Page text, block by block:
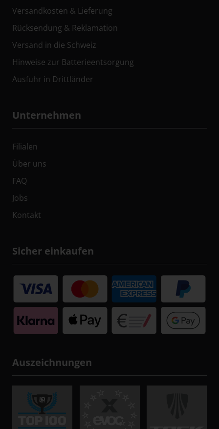
Versandkosten & Lieferung
Rücksendung & Reklamation
Versand in die Schweiz
Hinweise zur Batterieentsorgung
Ausfuhr in Drittländer
Unternehmen
Filialen
Über uns
FAQ
Jobs
Kontakt
Sicher einkaufen
Auszeichnungen